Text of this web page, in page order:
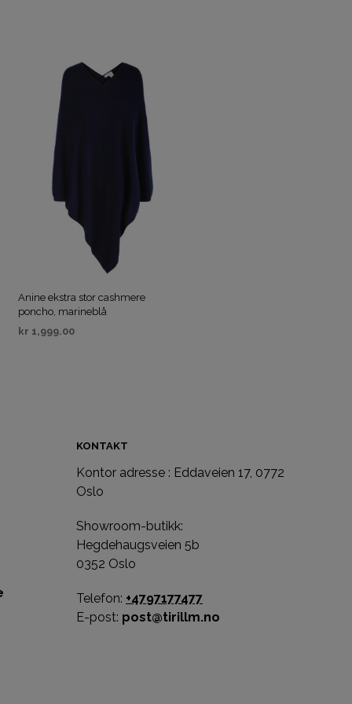
Anine ekstra stor cashmere
poncho, marineblå
kr 1,999.00
KONTAKT
Kontor adresse : Eddaveien 17, 0772
Oslo
Showroom-butikk:
Hegdehaugsveien 5b
0352 Oslo
Telefon: +4797177477
E-post: post@tirillm.no